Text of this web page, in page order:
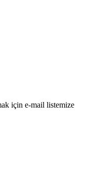
için e-mail listemize